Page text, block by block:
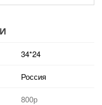
34*24
Россия
800р